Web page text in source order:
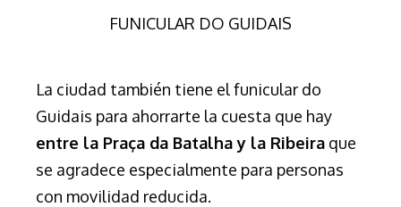
FUNICULAR DO GUIDAIS
La ciudad también tiene el funicular do
Guidais para ahorrarte la cuesta que hay
entre la Praça da Batalha y la Ribeira que
se agradece especialmente para personas
con movilidad reducida.